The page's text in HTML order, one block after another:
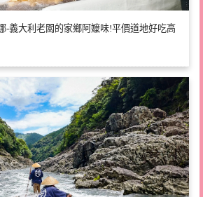
-義大利老闆的家鄉阿嬤味!平價道地好吃高